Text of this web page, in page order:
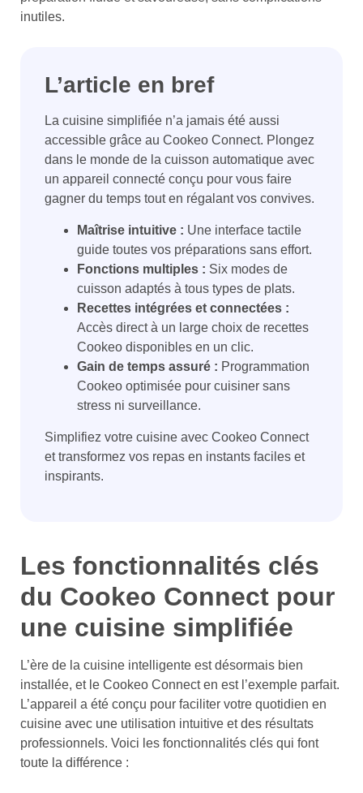
inutiles.
L’article en bref
La cuisine simplifiée n’a jamais été aussi
accessible grâce au Cookeo Connect. Plongez
dans le monde de la cuisson automatique avec
un appareil connecté conçu pour vous faire
gagner du temps tout en régalant vos convives.
Maîtrise intuitive : Une interface tactile
guide toutes vos préparations sans effort.
Fonctions multiples : Six modes de
cuisson adaptés à tous types de plats.
Recettes intégrées et connectées :
Accès direct à un large choix de recettes
Cookeo disponibles en un clic.
Gain de temps assuré : Programmation
Cookeo optimisée pour cuisiner sans
stress ni surveillance.
Simplifiez votre cuisine avec Cookeo Connect
et transformez vos repas en instants faciles et
inspirants.
Les fonctionnalités clés
du Cookeo Connect pour
une cuisine simplifiée
L’ère de la cuisine intelligente est désormais bien
installée, et le Cookeo Connect en est l’exemple parfait.
L’appareil a été conçu pour faciliter votre quotidien en
cuisine avec une utilisation intuitive et des résultats
professionnels. Voici les fonctionnalités clés qui font
toute la différence :